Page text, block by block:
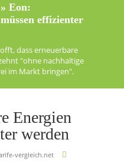
» Eon:
effizienter
dass erneuerbare
"ohne nachhaltige
im Markt bringen".
Energien
werden
vergleich.net